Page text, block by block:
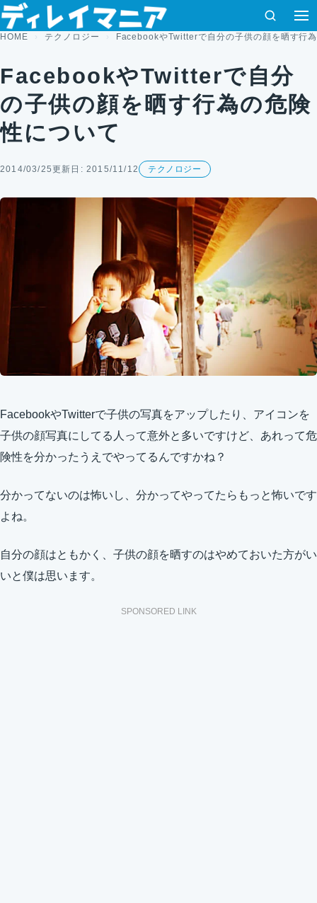
コンテンツへスキップ
検索
HOME テクノロジー FacebookやTwitterで自分の子供の顔を晒す行
FacebookやTwitterで自分
の子供の顔を晒す行為の危険
性について
2014/03/25更新日: 2015/11/12 テクノロジー
FacebookやTwitterで子供の写真をアップしたり、アイコンを
子供の顔写真にしてる人って意外と多いですけど、あれって危
険性を分かったうえでやってるんですかね？
分かってないのは怖いし、分かってやってたらもっと怖いです
よね。
自分の顔はともかく、子供の顔を晒すのはやめておいた方がい
いと僕は思います。
SPONSORED LINK